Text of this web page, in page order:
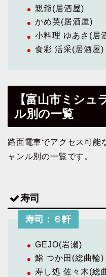
親爺(居酒屋)
かめ英(居酒屋)
小料理 ゆあさ(居
食彩 活采(居酒屋)
【富山市ミシュ
ル別の一覧
路面電車でアクセス可能
ャンル別の一覧です。
寿司
寿司：６軒
GEJO(岩瀬)
鮨 つか田(総曲輪)
寿し処 佐々木(総